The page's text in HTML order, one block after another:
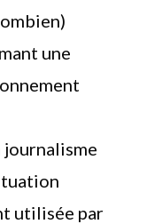
une
utilisée par